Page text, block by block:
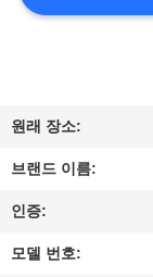
에
대
하
여
원래 장소:
브랜드 이름:
인증:
모델 번호: